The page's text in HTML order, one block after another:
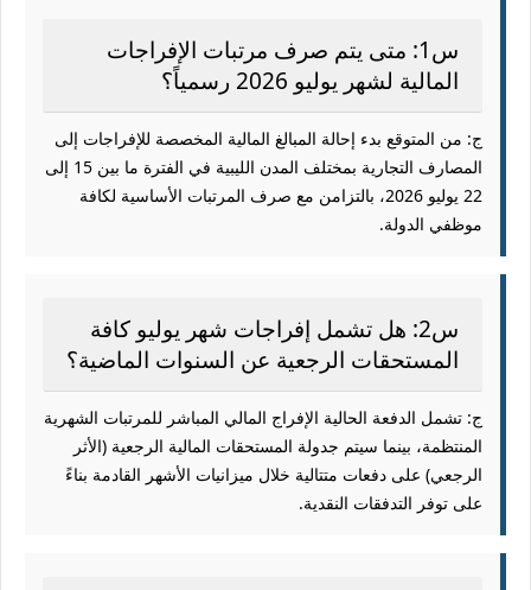
س1: متى يتم صرف مرتبات الإفراجات
المالية لشهر يوليو 2026 رسمياً؟
ج: من المتوقع بدء إحالة المبالغ المالية المخصصة للإفراجات إلى
المصارف التجارية بمختلف المدن الليبية في الفترة ما بين 15 إلى
22 يوليو 2026، بالتزامن مع صرف المرتبات الأساسية لكافة
موظفي الدولة.
س2: هل تشمل إفراجات شهر يوليو كافة
المستحقات الرجعية عن السنوات الماضية؟
ج: تشمل الدفعة الحالية الإفراج المالي المباشر للمرتبات الشهرية
المنتظمة، بينما سيتم جدولة المستحقات المالية الرجعية (الأثر
الرجعي) على دفعات متتالية خلال ميزانيات الأشهر القادمة بناءً
على توفر التدفقات النقدية.